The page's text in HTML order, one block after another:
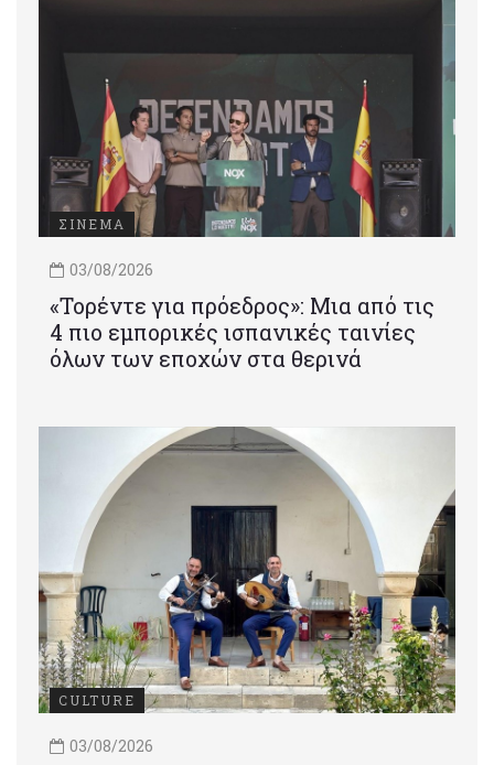
ΣΙΝΕΜΑ
03/08/2026
«Τορέντε για πρόεδρος»: Mια από τις
4 πιο εμπορικές ισπανικές ταινίες
όλων των εποχών στα θερινά
CULTURE
03/08/2026